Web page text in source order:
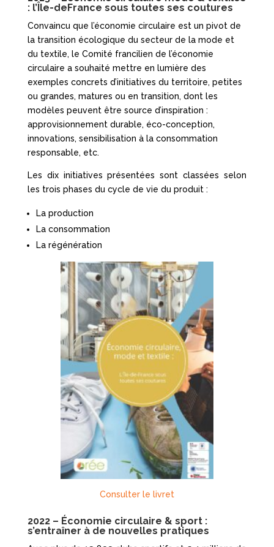
: l’Île-deFrance sous toutes ses coutures
Convaincu que l’économie circulaire est un pivot de
la transition écologique du secteur de la mode et
du textile, le Comité francilien de l’économie
circulaire a souhaité mettre en lumière des
exemples concrets d’initiatives du territoire, petites
ou grandes, matures ou en transition, dont les
modèles peuvent être source d’inspiration :
approvisionnement durable, éco-conception,
innovations, sensibilisation à la consommation
responsable, etc.
Les dix initiatives présentées sont classées selon
les trois phases du cycle de vie du produit :
La production
La consommation
La régénération
Consulter le livret
2022 – Économie circulaire & sport :
s’entraîner à de nouvelles pratiques